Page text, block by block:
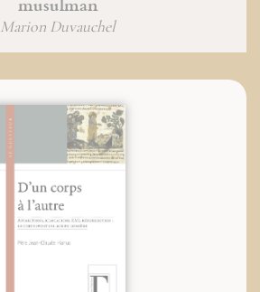
musulman
Marion Duvauchel